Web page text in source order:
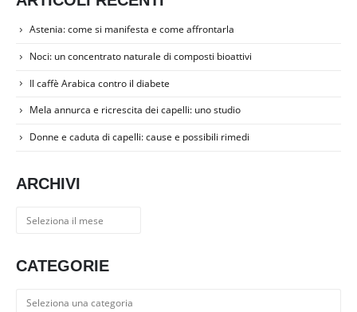
Astenia: come si manifesta e come affrontarla
Noci: un concentrato naturale di composti bioattivi
Il caffè Arabica contro il diabete
Mela annurca e ricrescita dei capelli: uno studio
Donne e caduta di capelli: cause e possibili rimedi
ARCHIVI
Archivi
CATEGORIE
Categorie